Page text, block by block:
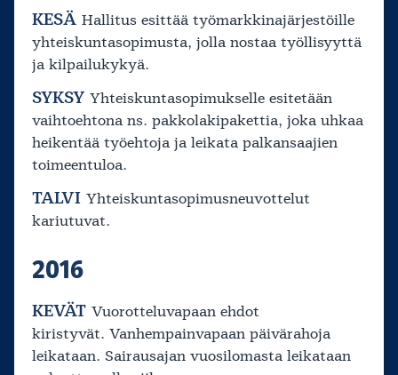
KESÄ Hallitus esittää työmarkkinajärjestöille
yhteiskuntasopimusta, jolla nostaa työllisyyttä
ja kilpailukykyä.
SYKSY Yhteiskuntasopimukselle esitetään
vaihtoehtona ns. pakkolakipakettia, joka uhkaa
heikentää työehtoja ja leikata palkansaajien
toimeentuloa.
TALVI Yhteiskuntasopimusneuvottelut
kariutuvat.
2016
KEVÄT Vuorotteluvapaan ehdot
kiristyvät. Vanhempainvapaan päivärahoja
leikataan. Sairausajan vuosilomasta leikataan